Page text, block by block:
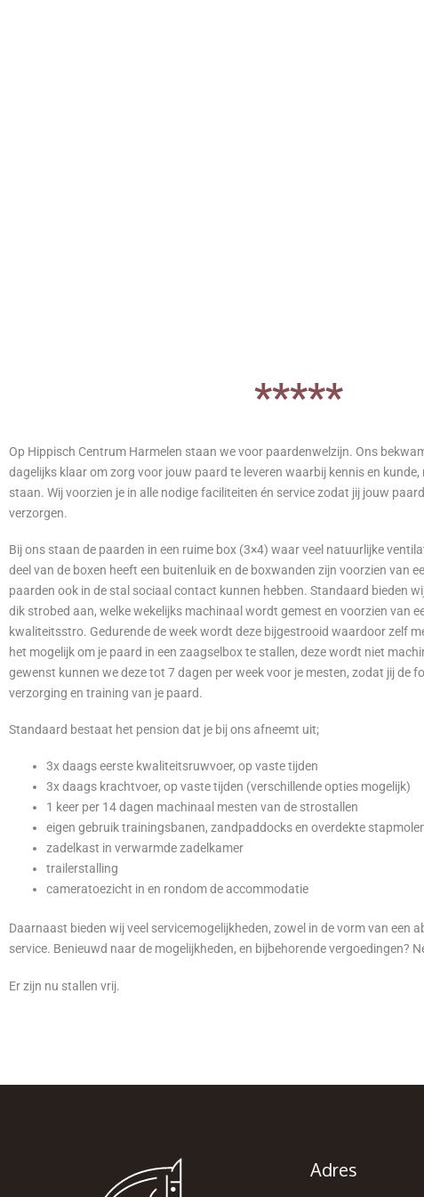
*****
Op Hippisch Centrum Harmelen staan we voor paardenwelzijn. Ons
dagelijks klaar om zorg voor jouw paard te leveren waarbij kennis en
staan. Wij voorzien je in alle nodige faciliteiten én service zodat jij jouw
verzorgen.
Bij ons staan de paarden in een ruime box (3×4) waar veel natuurlijke
deel van de boxen heeft een buitenluik en de boxwanden zijn voorzien van
paarden ook in de stal sociaal contact kunnen hebben. Standaard bieden
dik strobed aan, welke wekelijks machinaal wordt gemest en voorzien van
kwaliteitsstro. Gedurende de week wordt deze bijgestrooid waardoor zelf
het mogelijk om je paard in een zaagselbox te stallen, deze wordt niet
gewenst kunnen we deze tot 7 dagen per week voor je mesten, zodat jij de
verzorging en training van je paard.
Standaard bestaat het pension dat je bij ons afneemt uit;
3x daags eerste kwaliteitsruwvoer, op vaste tijden
3x daags krachtvoer, op vaste tijden (verschillende opties mogelijk)
1 keer per 14 dagen machinaal mesten van de strostallen
eigen gebruik trainingsbanen, zandpaddocks en overdekte
zadelkast in verwarmde zadelkamer
trailerstalling
cameratoezicht in en rondom de accommodatie
Daarnaast bieden wij veel servicemogelijkheden, zowel in de vorm van een
service. Benieuwd naar de mogelijkheden, en bijbehorende vergoedingen?
Er zijn nu stallen vrij.
Adres